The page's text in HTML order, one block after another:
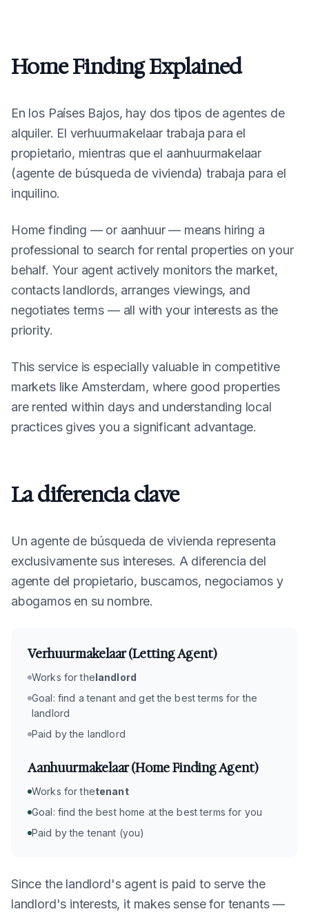
Home Finding Explained
En los Países Bajos, hay dos tipos de agentes de
alquiler. El verhuurmakelaar trabaja para el
propietario, mientras que el aanhuurmakelaar
(agente de búsqueda de vivienda) trabaja para el
inquilino.
Home finding — or aanhuur— means hiring a
professional to search for rental properties on your
behalf. Your agent actively monitors the market,
contacts landlords, arranges viewings, and
negotiates terms — all with your interests as the
priority.
This service is especially valuable in competitive
markets like Amsterdam, where good properties
are rented within days and understanding local
practices gives you a significant advantage.
La diferencia clave
Un agente de búsqueda de vivienda representa
exclusivamente sus intereses. A diferencia del
agente del propietario, buscamos, negociamos y
abogamos en su nombre.
Verhuurmakelaar (Letting Agent)
Works for thelandlord
Goal: find a tenant and get the best terms for the
landlord
Paid by the landlord
Aanhuurmakelaar (Home Finding Agent)
Works for thetenant
Goal: find the best home at the best terms for you
Paid by the tenant (you)
Since the landlord's agent is paid to serve the
landlord's interests, it makes sense for tenants —